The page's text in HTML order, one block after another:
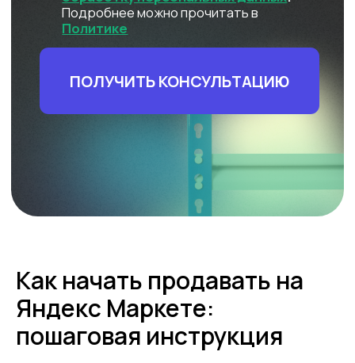
Как начать продавать на
Яндекс Маркете:
пошаговая инструкция